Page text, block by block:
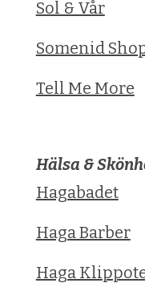
Sol & Vår
Somenid
Tell Me More
Hälsa &
Hagabadet
Haga Barber
Haga